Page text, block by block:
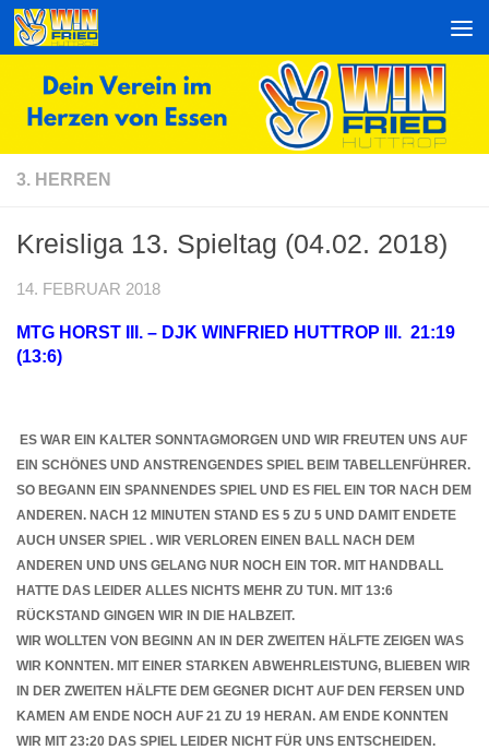
Zum Inhalt springen
3. HERREN
Kreisliga 13. Spieltag (04.02. 2018)
14. FEBRUAR 2018
MTG HORST III. – DJK WINFRIED HUTTROP III. 21:19
(13:6)
ES WAR EIN KALTER SONNTAGMORGEN UND WIR FREUTEN UNS AUF
EIN SCHÖNES UND ANSTRENGENDES SPIEL BEIM TABELLENFÜHRER.
SO BEGANN EIN SPANNENDES SPIEL UND ES FIEL EIN TOR NACH DEM
ANDEREN. NACH 12 MINUTEN STAND ES 5 ZU 5 UND DAMIT ENDETE
AUCH UNSER SPIEL . WIR VERLOREN EINEN BALL NACH DEM
ANDEREN UND UNS GELANG NUR NOCH EIN TOR. MIT HANDBALL
HATTE DAS LEIDER ALLES NICHTS MEHR ZU TUN. MIT 13:6
RÜCKSTAND GINGEN WIR IN DIE HALBZEIT.
WIR WOLLTEN VON BEGINN AN IN DER ZWEITEN HÄLFTE ZEIGEN WAS
WIR KONNTEN. MIT EINER STARKEN ABWEHRLEISTUNG, BLIEBEN WIR
IN DER ZWEITEN HÄLFTE DEM GEGNER DICHT AUF DEN FERSEN UND
KAMEN AM ENDE NOCH AUF 21 ZU 19 HERAN. AM ENDE KONNTEN
WIR MIT 23:20 DAS SPIEL LEIDER NICHT FÜR UNS ENTSCHEIDEN.